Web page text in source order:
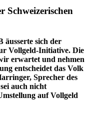
äusserte sich der
Vollgeld-Initiative. Die
erwartet und nehmen
entscheidet das Volk
Sprecher des
auch nicht
auf Vollgeld